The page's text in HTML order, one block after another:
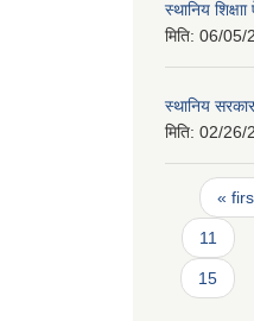
स्थानिय
मिति: 06/05/
स्थानिय
मिति: 02/26/
Pages
«
11
15